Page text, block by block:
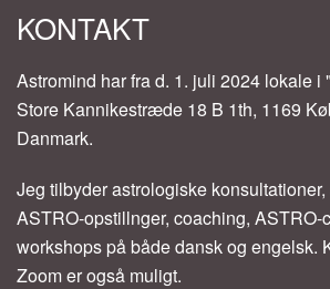
KONTAKT
Astromind har fra d. 1. juli 2024 lokale i
Store Kannikestræde 18 B 1th, 1169
Danmark.
Jeg tilbyder astrologiske
ASTRO-opstillnger, coaching, ASTRO-
workshops på både dansk og engelsk.
Zoom er også muligt.